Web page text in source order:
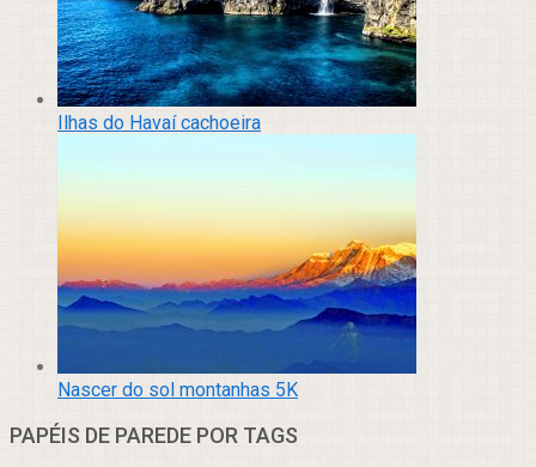
Ilhas do Havaí cachoeira
Nascer do sol montanhas 5K
PAPÉIS DE PAREDE POR TAGS